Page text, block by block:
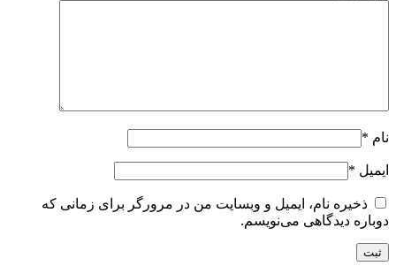
نام *
ایمیل *
ذخیره نام، ایمیل و وبسایت من در مرورگر برای زمانی که
دوباره دیدگاهی می‌نویسم.